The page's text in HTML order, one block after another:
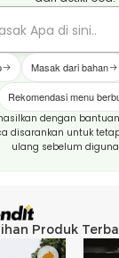
Masak dari bahan
Rekomendasi menu
dengan
disarankan untuk
ulang sebelum